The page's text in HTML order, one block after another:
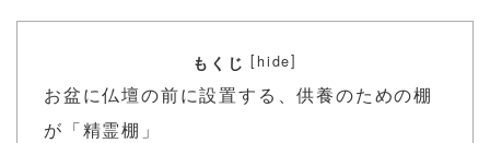
もくじ [hide]
お盆に仏壇の前に設置する、供養のための棚
が「精霊棚」